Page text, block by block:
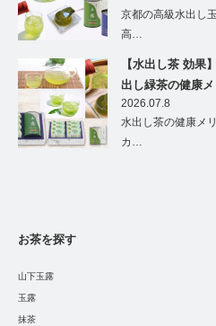
京都の高級水出し
高…
【水出し茶 効果
出し緑茶の健康
2026.07.8
水出し茶の健康メ
カ…
お茶を探す
山下玉露
玉露
抹茶